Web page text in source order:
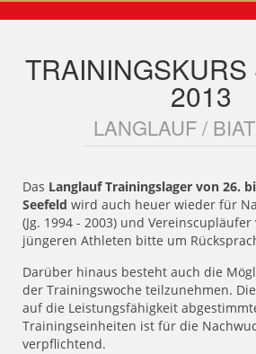
TRAININGSKURS
2013
LANGLAUF /
Das Langlauf Trainingslager von 26.
Seefeld wird auch heuer wieder für
(Jg. 1994 - 2003) und
jüngeren Athleten bitte um
Darüber hinaus besteht auch die
der Trainingswoche teilzunehmen.
auf die Leistungsfähigkeit
Trainingseinheiten ist für die
verpflichtend.